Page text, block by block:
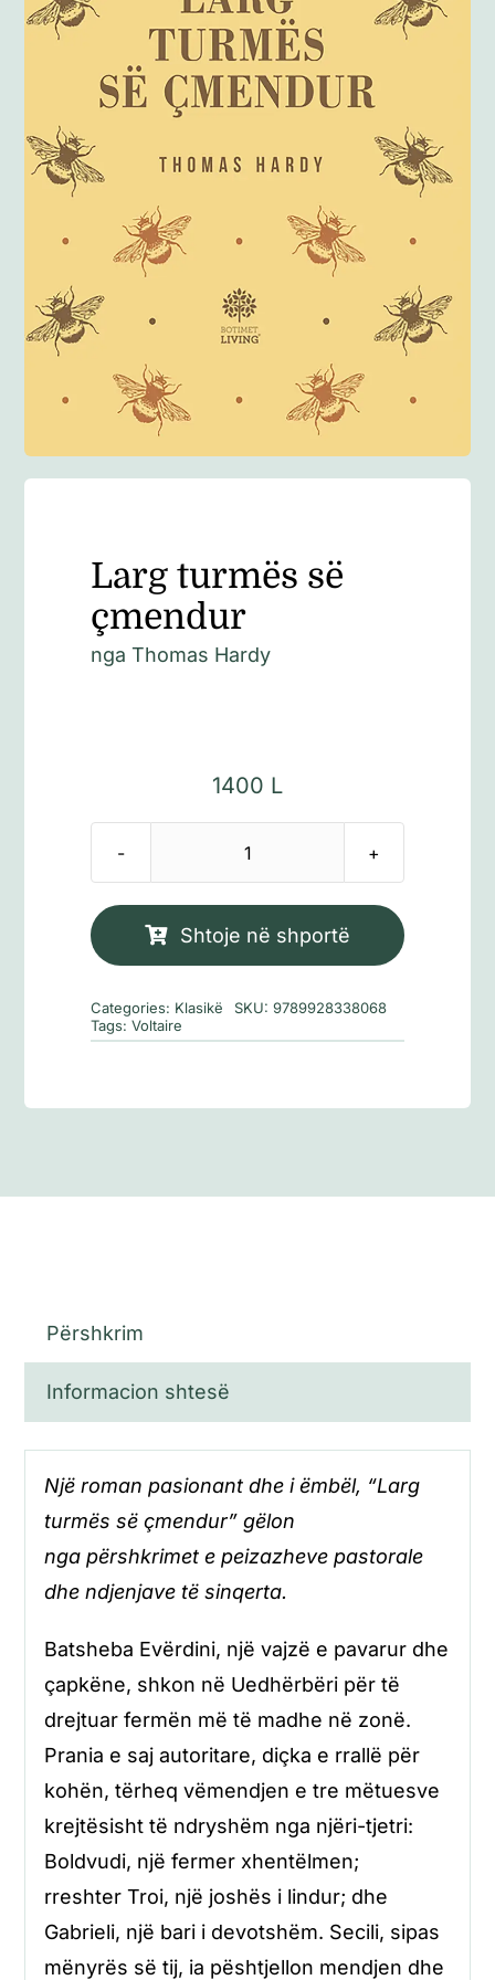
Anglisht
Larg turmës së
çmendur
ngaThomas Hardy
1400 L
Sasi
turmës
Shtoje në shportë
Categories: Klasikë SKU:9789928338068
Tags:Voltaire
Përshkrim
Informacion shtesë
Një roman pasionant dhe i ëmbël, “Larg
turmës së çmendur” gëlon
nga përshkrimet e peizazheve pastorale
dhe ndjenjave të sinqerta.
Batsheba Evërdini, një vajzë e pavarur dhe
çapkëne, shkon në Uedhërbëri për të
drejtuar fermën më të madhe në zonë.
Prania e saj autoritare, diçka e rrallë për
kohën, tërheq vëmendjen e tre mëtuesve
krejtësisht të ndryshëm nga njëri-tjetri:
Boldvudi, një fermer xhentëlmen;
rreshter Troi, një joshës i lindur; dhe
Gabrieli, një bari i devotshëm. Secili, sipas
mënyrës së tij, ia pështjellon mendjen dhe